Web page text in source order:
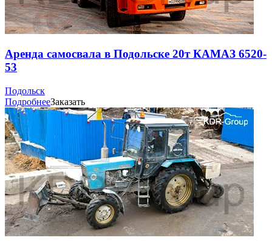
Аренда самосвала в Подольске 20т КАМАЗ 6520-
53
Подольск
ПодробнееЗаказать